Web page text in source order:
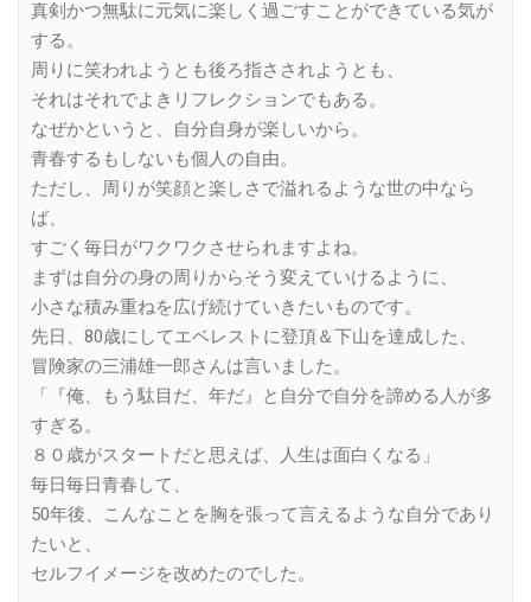
真剣かつ無駄に元気に楽しく過ごすことができている気が
する。
周りに笑われようとも後ろ指さされようとも、
それはそれでよきリフレクションでもある。
なぜかというと、自分自身が楽しいから。
青春するもしないも個人の自由。
ただし、周りが笑顔と楽しさで溢れるような世の中なら
ば、
すごく毎日がワクワクさせられますよね。
まずは自分の身の周りからそう変えていけるように、
小さな積み重ねを広げ続けていきたいものです。
先日、80歳にしてエベレストに登頂＆下山を達成した、
冒険家の三浦雄一郎さんは言いました。
「『俺、もう駄目だ、年だ』と自分で自分を諦める人が多
すぎる。
８０歳がスタートだと思えば、人生は面白くなる」
毎日毎日青春して、
50年後、こんなことを胸を張って言えるような自分であり
たいと、
セルフイメージを改めたのでした。